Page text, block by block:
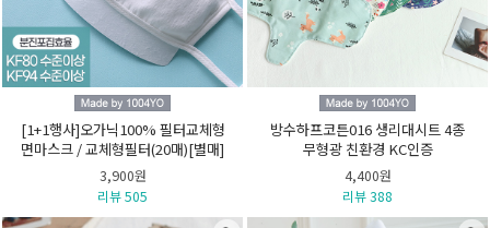
[1+1행사]오가닉100% 필터교체형
면마스크 / 교체형필터(20매)[별매]
3,900원
리뷰 505
방수하프코튼016 생리대시트 4종
무형광 친환경 KC인증
4,400원
리뷰 388